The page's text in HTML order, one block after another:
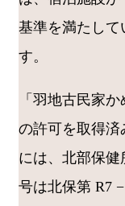
基準を満たし
す。
「羽地古民家
の許可を取得済
には、北部保
号は北保第 R7